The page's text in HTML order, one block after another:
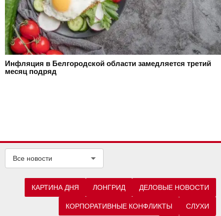
Инфляция в Белгородской области замедляется третий
месяц подряд
Все новости
КАРТИНА ДНЯ ЛОНГРИД ДЕЛОВЫЕ НОВОСТИ
КОРПОРАТИВНЫЕ КОНФЛИКТЫ СЛУХИ